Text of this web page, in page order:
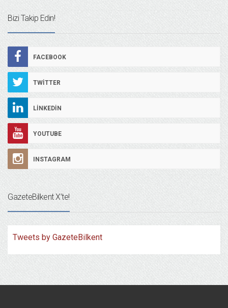
Bizi Takip Edin!
FACEBOOK
TWITTER
LINKEDIN
YOUTUBE
INSTAGRAM
GazeteBilkent X’te!
Tweets by GazeteBilkent